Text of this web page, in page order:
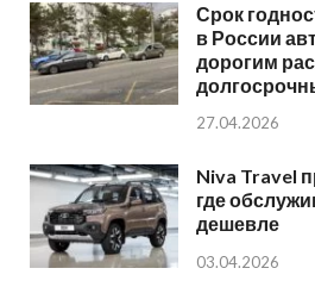
Срок
в России
дорогим
27.04.2026
Niva Travel
где
дешевле
03.04.2026